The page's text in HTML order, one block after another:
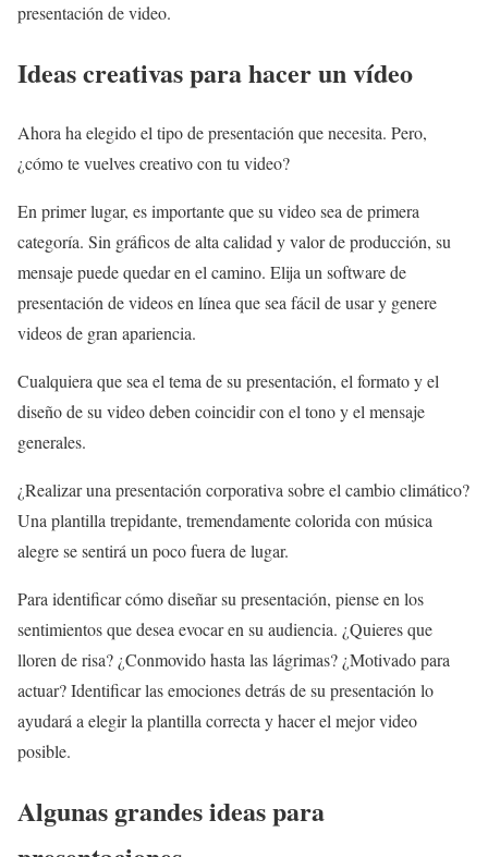
presentación de video.
Ideas creativas para hacer un vídeo
Ahora ha elegido el tipo de presentación que necesita. Pero,
¿cómo te vuelves creativo con tu video?
En primer lugar, es importante que su video sea de primera
categoría. Sin gráficos de alta calidad y valor de producción, su
mensaje puede quedar en el camino. Elija un software de
presentación de videos en línea que sea fácil de usar y genere
videos de gran apariencia.
Cualquiera que sea el tema de su presentación, el formato y el
diseño de su video deben coincidir con el tono y el mensaje
generales.
¿Realizar una presentación corporativa sobre el cambio climático?
Una plantilla trepidante, tremendamente colorida con música
alegre se sentirá un poco fuera de lugar.
Para identificar cómo diseñar su presentación, piense en los
sentimientos que desea evocar en su audiencia. ¿Quieres que
lloren de risa? ¿Conmovido hasta las lágrimas? ¿Motivado para
actuar? Identificar las emociones detrás de su presentación lo
ayudará a elegir la plantilla correcta y hacer el mejor video
posible.
Algunas grandes ideas para